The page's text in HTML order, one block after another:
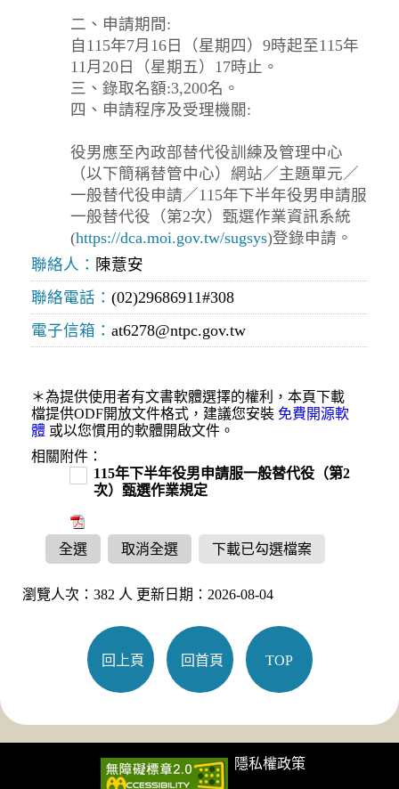
二、申請期間:
自115年7月16日（星期四）9時起至115年
11月20日（星期五）17時止。
三、錄取名額:3,200名。
四、申請程序及受理機關:
役男應至內政部替代役訓練及管理中心
（以下簡稱替管中心）網站／主題單元／
一般替代役申請／115年下半年役男申請服
一般替代役（第2次）甄選作業資訊系統
(https://dca.moi.gov.tw/sugsys)登錄申請。
聯絡人： 陳薏安
聯絡電話： (02)29686911#308
電子信箱： at6278@ntpc.gov.tw
＊為提供使用者有文書軟體選擇的權利，本頁下載
檔提供ODF開放文件格式，建議您安裝 免費開源軟
體 或以您慣用的軟體開啟文件。
相關附件：
115年下半年役男申請服一般替代役（第2
次）甄選作業規定
全選 取消全選 下載已勾選檔案
瀏覽人次：382 人 更新日期：2026-08-04
回上頁 回首頁 TOP
隱私權政策